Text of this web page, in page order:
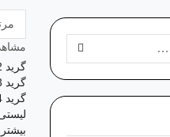
گرید 2 ستونه
گرید 3 ستونه
گرید 4 ستونه
بیشتر
SEARCH